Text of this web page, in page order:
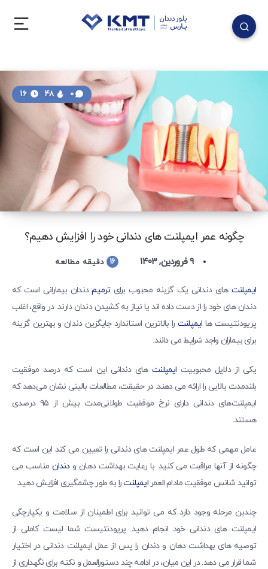
چگونه عمر ایمپلنت های دندانی خود را افزایش دهیم؟
0
48
۹ فروردین, ۱۴۰۳ 16 دقیقه مطالعه
ایمپلنت های دندانی یک گزینه محبوب برای ترمیمدندان بیمارانی است که
دندان های خود را از دست داده اند یا نیاز به کشیدن دندان دارند. در واقع، اغلب
پریودنتیست ها ایمپلنترا بالاترین استاندارد جایگزین دندان و بهترین گزینه
برای بیماران واجد شرایط می دانند.
یکی از دلایل محبوبیتایمپلنتهای دندانی این است که درصد موفقیت
بلندمدت بالایی را ارائه می دهند. در حقیقت، مطالعات بالینی نشان می‌دهد که
ایمپلنت‌های دندانی دارای نرخ موفقیت طولانی‌مدت بیش از ۹۵ درصدی
هستند.
عامل مهمی که طول عمر ایمپلنت های دندانی را تعیین می کند این است که
چگونه از آنها مراقبت می کنید. با رعایت بهداشت دهان ودندان مناسب می
توانید شانس موفقیت مادام العمرایمپلنترا به طور چشمگیری افزایش دهید.
چندین مرحله وجود دارد که می توانید برای اطمینان از سلامت و یکپارچگی
ایمپلنت های دندانی خود انجام دهید. پریودنتیست شما لیست کاملی از
توصیه های بهداشت دهان و دندان را پس از عمل ایمپلنت دندانی در اختیار
شما قرار می دهد. در این میان، در ادامه چند دستورالعمل و نکته برای نگهداری از